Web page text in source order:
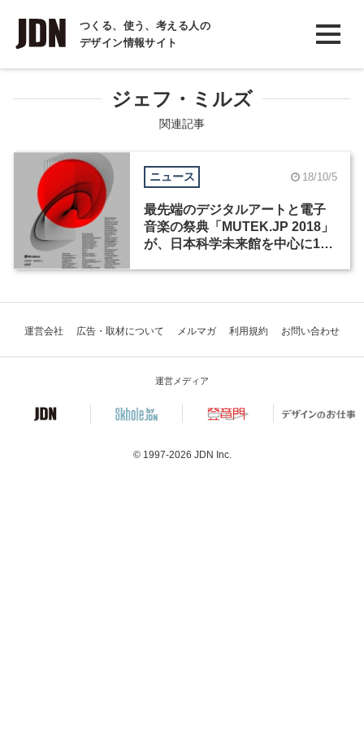
つくる、使う、考える人の
デザイン情報サイト
INTERVIEW
インタビュー
REPORT
COLUMN
コラム
ジェフ・ミルズ
関連記事
ニュース 18/10/5
最先端のデジタルアートと電子
音楽の祭典「MUTEK.JP 2018」
が、日本科学未来館を中心に11
運営会社 広告・取材について メルマガ 利用規約 お問い合わせ
運営メディア
© 1997-2026 JDN Inc.